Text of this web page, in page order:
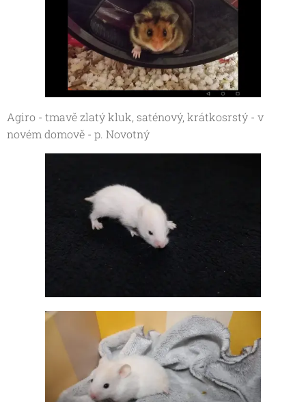
Agiro - tmavě zlatý kluk, saténový, krátkosrstý - v
novém domově - p. Novotný